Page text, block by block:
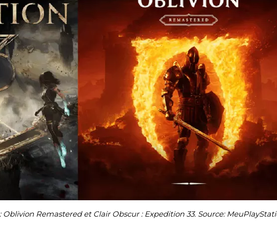
Oblivion Remastered et Clair Obscur : Expedition 33. Source: